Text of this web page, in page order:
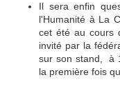
Il sera enfin
l'Humanité à La
cet été au cours
invité par la
sur son stand, à
la première fois